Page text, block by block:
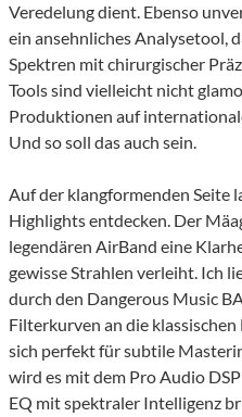
Veredelung dient. Ebenso
ein ansehnliches Analysetool,
Spektren mit chirurgischer
Tools sind vielleicht nicht
Produktionen auf
Und so soll das auch sein.
Auf der klangformenden Seite
Highlights entdecken. Der
legendären AirBand eine
gewisse Strahlen verleiht. Ich
durch den Dangerous Music
Filterkurven an die
sich perfekt für subtile
wird es mit dem Pro Audio
EQ mit spektraler Intelligenz